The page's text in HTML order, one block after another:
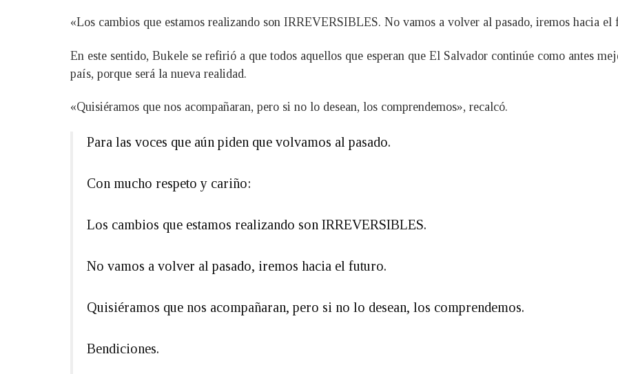
«Los cambios que estamos realizando son IRREVERSIBLES. No vamos a volver al pasado, iremos hacia el
En este sentido, Bukele se refirió a que todos aquellos que esperan que El Salvador continúe como antes
país, porque será la nueva realidad.
«Quisiéramos que nos acompañaran, pero si no lo desean, los comprendemos», recalcó.
Para las voces que aún piden que volvamos al pasado.
Con mucho respeto y cariño:
Los cambios que estamos realizando son IRREVERSIBLES.
No vamos a volver al pasado, iremos hacia el futuro.
Quisiéramos que nos acompañaran, pero si no lo desean, los comprendemos.
Bendiciones.